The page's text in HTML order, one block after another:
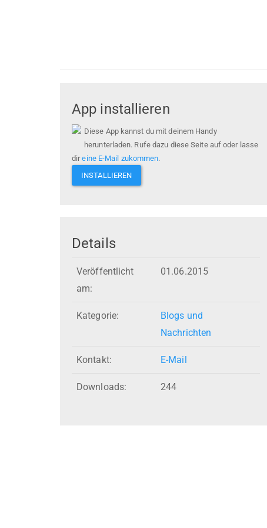
App installieren
Diese App kannst du mit deinem Handy
herunterladen. Rufe dazu diese Seite auf oder lasse
direine E-Mail zukommen.
INSTALLIEREN
Details
Veröffentlicht
am:
01.06.2015
Kategorie:
Blogs und
Nachrichten
Kontakt: E-Mail
Downloads: 244